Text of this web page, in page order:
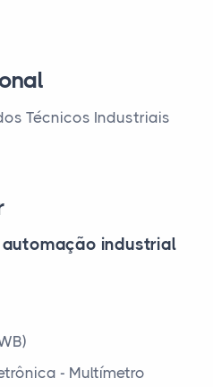
Técnicos Industriais
automação industrial
- Multímetro